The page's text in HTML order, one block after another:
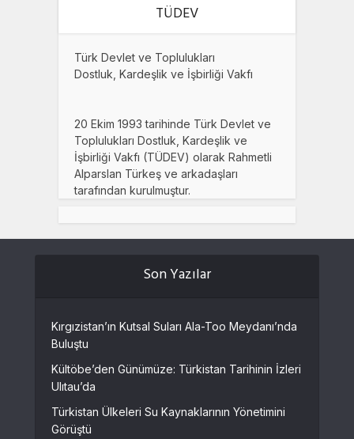
TÜDEV
Türk Devlet ve Toplulukları
Dostluk, Kardeşlik ve İşbirliği Vakfı
20 Ekim 1993 tarihinde Türk Devlet ve
Toplulukları Dostluk, Kardeşlik ve
İşbirliği Vakfı (TÜDEV) olarak Rahmetli
Alparslan Türkeş ve arkadaşları
tarafından kurulmuştur.
Son Yazılar
Kırgızistan’ın Kutsal Suları Ala-Too Meydanı’nda
Buluştu
Kültöbe’den Günümüze: Türkistan Tarihinin İzleri
Ulıtau’da
Türkistan Ülkeleri Su Kaynaklarının Yönetimini
Görüştü